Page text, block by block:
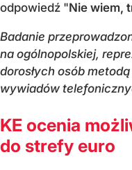
odpowiedź "Nie wiem,
Badanie
na ogólnopolskiej,
dorosłych osób
wywiadów
KE ocenia
do strefy euro